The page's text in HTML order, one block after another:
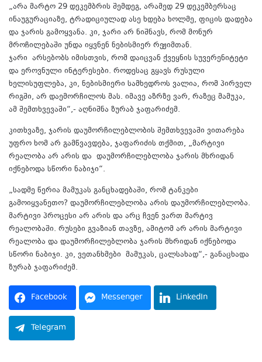
„არა მარტო 29 დეკემბრის შემდეგ, არამედ 29 დეკემბერსაც
ინაუგურაციაზე, ტრადიციულად ასე ხდება ხოლმე, ფიცის დადება
და ჯარის გამოყვანა. კი, ჯარი არ ნიშნავს, რომ მონურ
მროჩილებაში უნდა იყვნენ ნებისმიერ რეჟიმთან.
ჯარი არსებობს იმისთვის, რომ დაიცვან ქვეყნის სუვერენიტეტი
და ეროვნული ინტერესები. როდესაც გყავს რუსული
ხელისუფლება, კი, ნებისმიერი სამხედროს ვალია, რომ პირველ
რიგში, არ დაემორჩილოს მას. იმავე აზრზე ვარ, რაზეც მამუკა,
ამ შემთხვევაში“,- აღნიშნა ზურაბ ჯაფარიძემ.
კითხვაზე, ჯარის დაუმორჩილებლობის შემთხვევაში ვითარება
უფრო ხომ არ გამწვავდება, ჯაფარიძის თქმით, „მარტივი
რეალობა არ არის და დაუმორჩილებლობა ჯარის მხრიდან
იქნებოდა სწორი ნაბიჯი“.
„სადმე წერია მამუკას განცხადებაში, რომ ტანკები
გამოიყვანეთო? დაუმორჩილებლობა არის დაუმორჩილებლობა.
მარტივი პროცესი არ არის და არც ჩვენ ვართ მარტივ
რეალობაში. რუსები გვაზიან თავზე, ამიტომ არ არის მარტივი
რეალობა და დაუმორჩილებლობა ჯარის მხრიდან იქნებოდა
სწორი ნაბიჯი. კი, ვეთანხმები მამუკას, ცალსახად“,- განაცხადა
ზურაბ ჯაფარიძემ.
Facebook Messenger LinkedIn
Telegram